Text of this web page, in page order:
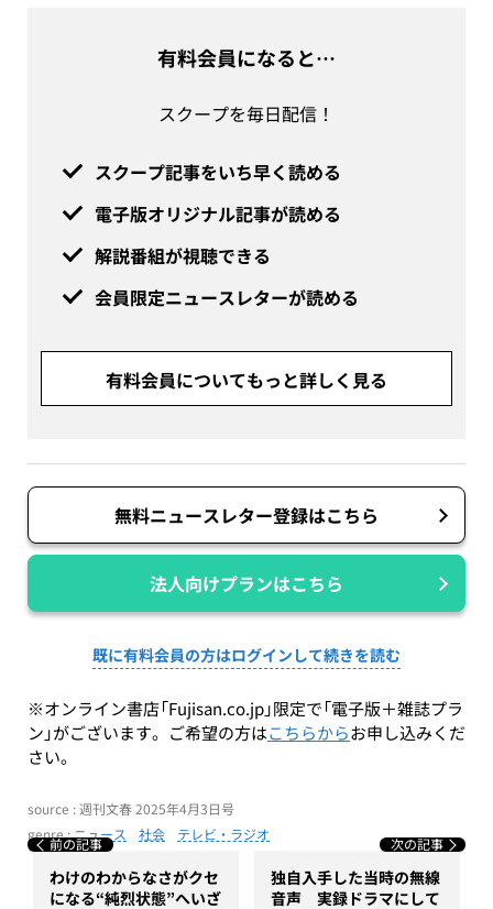
有料会員になると…
スクープを毎日配信！
スクープ記事をいち早く読める
電子版オリジナル記事が読める
解説番組が視聴できる
会員限定ニュースレターが読める
有料会員についてもっと詳しく見る
無料ニュースレター登録はこちら
法人向けプランはこちら
既に有料会員の方はログインして続きを読む
※オンライン書店「Fujisan.co.jp」限定で「電子版＋雑誌プラ
ン」がございます。ご希望の方はこちらからお申し込みくだ
さい。
source : 週刊文春 2025年4月3日号
genre :ニュース 社会 テレビ・ラジオ
前の記事
わけのわからなさがクセ
になる“純烈状態”へいざ
次の記事
独自入手した当時の無線
音声 実録ドラマにして